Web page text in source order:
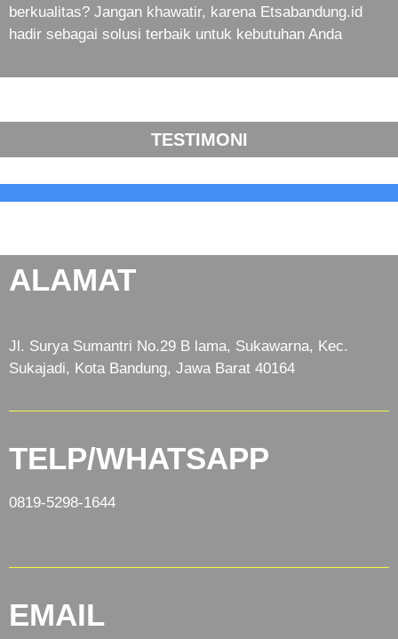
berkualitas? Jangan khawatir, karena Etsabandung.id
hadir sebagai solusi terbaik untuk kebutuhan Anda
TESTIMONI
ALAMAT
Jl. Surya Sumantri No.29 B lama, Sukawarna, Kec.
Sukajadi, Kota Bandung, Jawa Barat 40164
TELP/WHATSAPP
0819-5298-1644
EMAIL